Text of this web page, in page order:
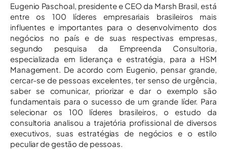
Eugenio Paschoal, presidente e CEO da Marsh Brasil, está
entre os 100 líderes empresariais brasileiros mais
influentes e importantes para o desenvolvimento dos
negócios no país e de suas respectivas empresas,
segundo pesquisa da Empreenda Consultoria,
especializada em liderança e estratégia, para a HSM
Management. De acordo com Eugenio, pensar grande,
cercar-se de pessoas excelentes, ter senso de urgência,
saber se comunicar, priorizar e dar o exemplo são
fundamentais para o sucesso de um grande líder. Para
selecionar os 100 líderes brasileiros, o estudo da
consultoria analisou a trajetória profissional de diversos
executivos, suas estratégias de negócios e o estilo
peculiar de gestão de pessoas.